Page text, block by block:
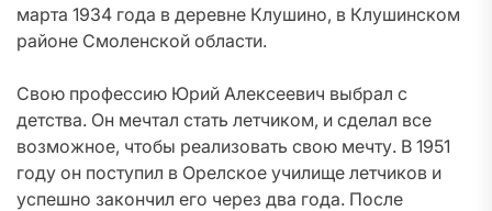
марта 1934 года в деревне Клушино, в Клушинском
районе Смоленской области.
Свою профессию Юрий Алексеевич выбрал с
детства. Он мечтал стать летчиком, и сделал все
возможное, чтобы реализовать свою мечту. В 1951
году он поступил в Орелское училище летчиков и
успешно закончил его через два года. После